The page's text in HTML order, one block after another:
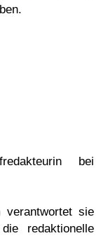
bei
verantwortet sie
redaktionelle